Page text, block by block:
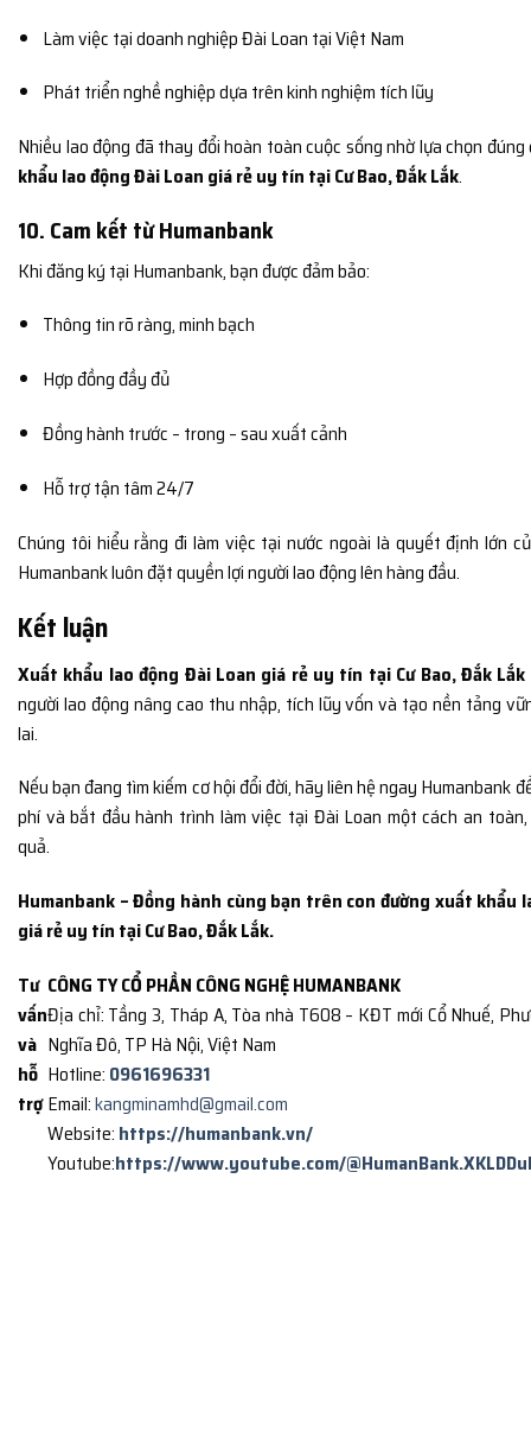
Làm việc tại doanh nghiệp Đài Loan tại Việt Nam
Phát triển nghề nghiệp dựa trên kinh nghiệm tích lũy
Nhiều lao động đã thay đổi hoàn toàn cuộc sống nhờ lựa chọn
khẩu lao động Đài Loan giá rẻ uy tín tại Cư Bao, Đắk Lắk.
10. Cam kết từ Humanbank
Khi đăng ký tại Humanbank, bạn được đảm bảo:
Thông tin rõ ràng, minh bạch
Hợp đồng đầy đủ
Đồng hành trước – trong – sau xuất cảnh
Hỗ trợ tận tâm 24/7
Chúng tôi hiểu rằng đi làm việc tại nước ngoài là quyết định lớn
Humanbank luôn đặt quyền lợi người lao động lên hàng đầu.
Kết luận
Xuất khẩu lao động Đài Loan giá rẻ uy tín tại Cư Bao, Đắk Lắk
người lao động nâng cao thu nhập, tích lũy vốn và tạo nền tảng
lai.
Nếu bạn đang tìm kiếm cơ hội đổi đời, hãy liên hệ ngay Humanbank
phí và bắt đầu hành trình làm việc tại Đài Loan một cách an
quả.
Humanbank – Đồng hành cùng bạn trên con đường xuất khẩu
giá rẻ uy tín tại Cư Bao, Đắk Lắk.
Tư
vấn
và
hỗ
trợ
CÔNG TY CỔ PHẦN CÔNG NGHỆ HUMANBANK
Địa chỉ: Tầng 3, Tháp A, Tòa nhà T608 – KĐT mới Cổ Nhuế,
Nghĩa Đô, TP Hà Nội, Việt Nam
Hotline: 0961696331
Email:kangminamhd@gmail.com
Website: https://humanbank.vn/
Youtube:https://www.youtube.com/